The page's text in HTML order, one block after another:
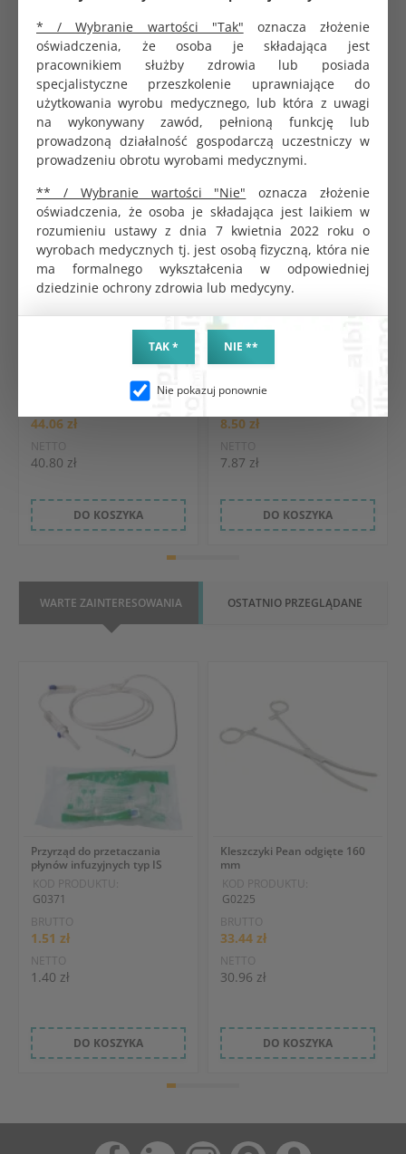
* / Wybranie wartości "Tak" oznacza złożenie
oświadczenia, że osoba je składająca jest
pracownikiem służby zdrowia lub posiada
specjalistyczne przeszkolenie uprawniające do
użytkowania wyrobu medycznego, lub która z uwagi
na wykonywany zawód, pełnioną funkcję lub
prowadzoną działalność gospodarczą uczestniczy w
prowadzeniu obrotu wyrobami medycznymi.
** / Wybranie wartości "Nie" oznacza złożenie
oświadczenia, że osoba je składająca jest laikiem w
rozumieniu ustawy z dnia 7 kwietnia 2022 roku o
wyrobach medycznych tj. jest osobą fizyczną, która nie
ma formalnego wykształcenia w odpowiedniej
dziedzinie ochrony zdrowia lub medycyny.
TAK * NIE **
Nie pokazuj ponownie
PRODUKTY POWIĄZANE CHĘTNIE KUPOWANE
44.06 zł
NETTO
40.80 zł
DO KOSZYKA
0,6x25mm 100 szt. Protecline
KOD PRODUKTU:
8.50 zł
7.87 zł
DO KOSZYKA
WARTE ZAINTERESOWANIA OSTATNIO PRZEGLĄDANE
Przyrząd do przetaczania
płynów infuzyjnych typ IS
KOD PRODUKTU:
G0371
BRUTTO
1.51 zł
NETTO
1.40 zł
DO KOSZYKA
Kleszczyki Pean odgięte 160
mm
KOD PRODUKTU:
G0225
BRUTTO
33.44 zł
NETTO
30.96 zł
DO KOSZYKA